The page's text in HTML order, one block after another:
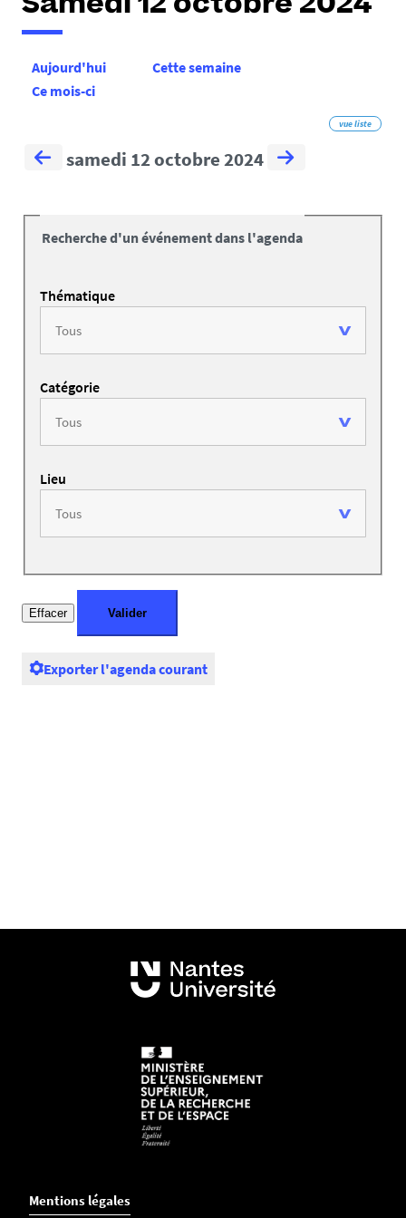
Samedi 12 octobre 2024
Aujourd'hui
Cette semaine
Ce mois-ci
vue liste
samedi 12 octobre 2024
Recherche d'un événement dans l'agenda
Thématique
Catégorie
Lieu
Exporter l'agenda courant
Mentions légales